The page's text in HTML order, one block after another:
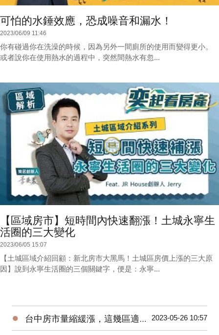
可怕的水錘效應，恐成噪音和漏水！
2023/06/09 11:46
你有碰過你在洗澡的時候，因為另外一間廁所的使用而變得更小。
或者說你在使用熱水的過程中，突然間熱水有忽...
【區域房市】短時間內快速翻漲！土城永寧生
活圈的三大變化
2023/06/05 15:07
【土城區域介紹回顧：新北房市大黑馬！土城區房價上漲的三大原
因】說到永寧生活圈的三個關鍵字，便是：永寧...
● 台中房市量縮緩漲，這幾區適合進場！台中海線 | 水湳 | 烏日 | 北屯 | 台中市政府 2023-05-26 10:57